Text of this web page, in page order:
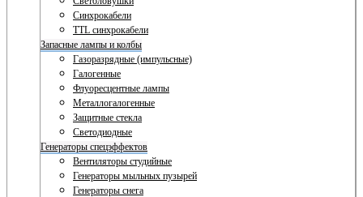
Синхрокабели
TTL синхрокабели
Запасные лампы и колбы
Газоразрядные (импульсные)
Галогенные
Флуоресцентные лампы
Металлогалогенные
Защитные стекла
Светодиодные
Генераторы спецэффектов
Вентиляторы студийные
Генераторы мыльных пузырей
Генераторы снега